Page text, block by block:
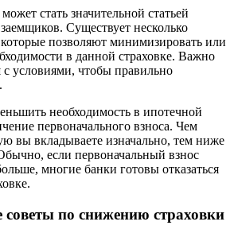
стать значительной статьей
Существует несколько
позволяют минимизировать или
в данной страховке. Важно
с условиями, чтобы правильно
необходимость в ипотечной
первоначального взноса. Чем
вы вкладываете изначально, тем ниже
если первоначальный взнос
многие банки готовы отказаться
по снижению страховки